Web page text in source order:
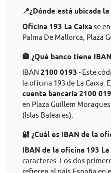
📍¿Dónde está ubicada la
Oficina 193 La Caixase
Palma De Mallorca, Plaza
🏦 ¿Qué banco tiene
IBAN 2100 0193 - Este
la oficina 193 de La Caixa.
cuenta bancaria 2100
en Plaza Guillem
(Islas Baleares).
🔐 ¿Cuál es IBAN de la
IBAN de la oficina 193 La
caracteres. Los dos
refieren al país España en